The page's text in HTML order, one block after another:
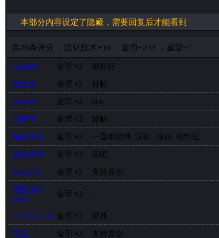
本部分内容设定了隐藏，需要回复后才能看到
共20条评分 ， 汉化技术+10 ， 金币+233 ， 威望+1
cdzs888 金币 +2 很好好
钱大炮 金币 +2 好帖
xiuywle 金币 +2 666
寻梦终 金币 +2 好帖
聪聪那年 金币 +2 一直都觉得 汉化 很好 很到位
北风吹呀 金币 +2 买吧
harry2327 金币 +2 支持原创
画图鬼才
masa
金币 +2 -
17331527705金币 +2 经典
章昊 金币 +2
支持原创